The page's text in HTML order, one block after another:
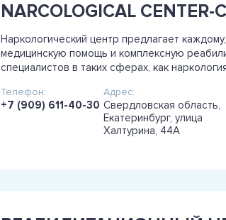
NARCOLOGICAL
Наркологический центр предлагает
медицинскую помощь и комплексную
специалистов в таких сферах, как
Телефон:
+7 (909) 611-40-30
Адрес:
Свердловская область,
Екатеринбург, улица
Халтурина, 44А